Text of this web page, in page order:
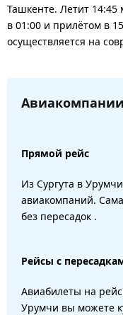
Ташкенте. Летит 14:45
в 01:00 и прилётом в
осуществляется на
Авиакомпании
Прямой рейс
Из Сургута в
авиакомпаний.
без пересадок .
Рейсы с
Авиабилеты на
Урумчи вы можете